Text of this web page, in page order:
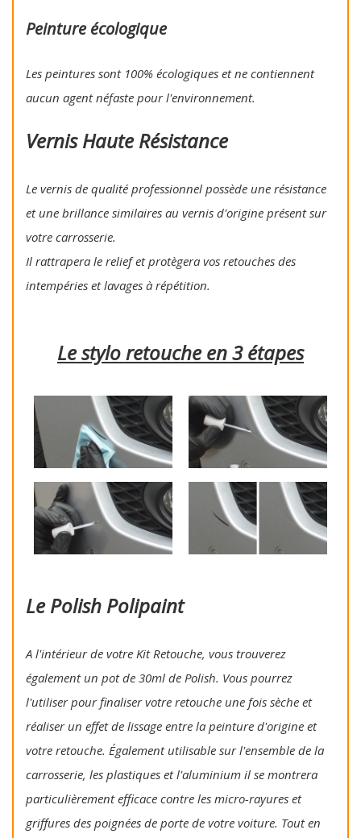
Peinture écologique
Les peintures sont 100% écologiques et ne contiennent
aucun agent néfaste pour l'environnement.
Vernis Haute Résistance
Le vernis de qualité professionnel possède une résistance
et une brillance similaires au vernis d'origine présent sur
votre carrosserie.
Il rattrapera le relief et protègera vos retouches des
intempéries et lavages à répétition.
Le stylo retouche en 3 étapes
Le Polish Polipaint
A l'intérieur de votre Kit Retouche, vous trouverez
également un pot de 30ml de Polish. Vous pourrez
l'utiliser pour finaliser votre retouche une fois sèche et
réaliser un effet de lissage entre la peinture d'origine et
votre retouche. Également utilisable sur l'ensemble de la
carrosserie, les plastiques et l'aluminium il se montrera
particulièrement efficace contre les micro-rayures et
griffures des poignées de porte de votre voiture. Tout en